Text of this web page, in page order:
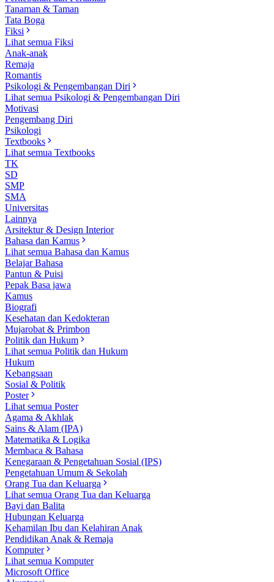
Tanaman & Taman
Tata Boga
Fiksi
Lihat semua Fiksi
Anak-anak
Remaja
Romantis
Psikologi & Pengembangan Diri
Lihat semua Psikologi & Pengembangan Diri
Motivasi
Pengembang Diri
Psikologi
Textbooks
Lihat semua Textbooks
TK
SD
SMP
SMA
Universitas
Lainnya
Arsitektur & Design Interior
Bahasa dan Kamus
Lihat semua Bahasa dan Kamus
Belajar Bahasa
Pantun & Puisi
Pepak Basa jawa
Kamus
Biografi
Kesehatan dan Kedokteran
Mujarobat & Primbon
Politik dan Hukum
Lihat semua Politik dan Hukum
Hukum
Kebangsaan
Sosial & Politik
Poster
Lihat semua Poster
Agama & Akhlak
Sains & Alam (IPA)
Matematika & Logika
Membaca & Bahasa
Kenegaraan & Pengetahuan Sosial (IPS)
Pengetahuan Umum & Sekolah
Orang Tua dan Keluarga
Lihat semua Orang Tua dan Keluarga
Bayi dan Balita
Hubungan Keluarga
Kehamilan Ibu dan Kelahiran Anak
Pendidikan Anak & Remaja
Komputer
Lihat semua Komputer
Microsoft Office